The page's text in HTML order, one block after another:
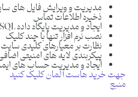
مدیریت و ویرایش فایل های
ذخیره اطلاعات تماس
ایجاد و مدیریت پایگاه داده MySQL برای وب سایت های وردپرس
نصب نرم افزار تنها با چند کلیک
نظارت بر معیارهای کلیدی سایت
پیکربندی لایه های امنیتی اضافی
ایجاد و مدیریت حساب های
جهت خرید هاست آلمان کلیک کنید
منبع